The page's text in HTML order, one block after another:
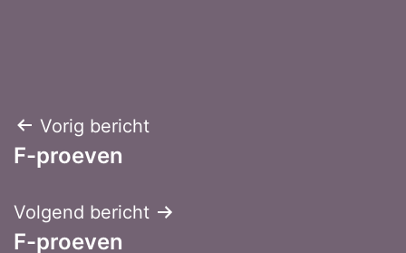
Bericht
navigatie
Vorig bericht
F-proeven
Volgend bericht
F-proeven